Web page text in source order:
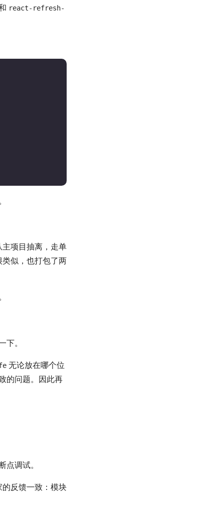
react-refresh-
项目抽离，走单
类似，也打包了两
下。
无论放在哪个位
的问题。因此再
点调试。
反馈一致：模块